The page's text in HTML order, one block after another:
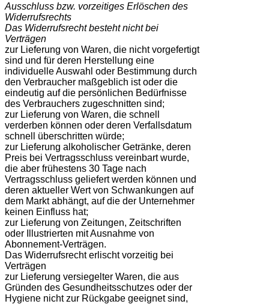
Ausschluss bzw. vorzeitiges Erlöschen des
Widerrufsrechts
Das Widerrufsrecht besteht nicht bei
Verträgen
zur Lieferung von Waren, die nicht vorgefertigt
sind und für deren Herstellung eine
individuelle Auswahl oder Bestimmung durch
den Verbraucher maßgeblich ist oder die
eindeutig auf die persönlichen Bedürfnisse
des Verbrauchers zugeschnitten sind;
zur Lieferung von Waren, die schnell
verderben können oder deren Verfallsdatum
schnell überschritten würde;
zur Lieferung alkoholischer Getränke, deren
Preis bei Vertragsschluss vereinbart wurde,
die aber frühestens 30 Tage nach
Vertragsschluss geliefert werden können und
deren aktueller Wert von Schwankungen auf
dem Markt abhängt, auf die der Unternehmer
keinen Einfluss hat;
zur Lieferung von Zeitungen, Zeitschriften
oder Illustrierten mit Ausnahme von
Abonnement-Verträgen.
Das Widerrufsrecht erlischt vorzeitig bei
Verträgen
zur Lieferung versiegelter Waren, die aus
Gründen des Gesundheitsschutzes oder der
Hygiene nicht zur Rückgabe geeignet sind,